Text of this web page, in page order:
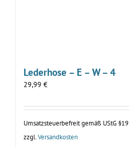
Lederhose – E – W – 4
29,99 €
Umsatzsteuerbefreit gemäß UStG §19
zzgl.Versandkosten